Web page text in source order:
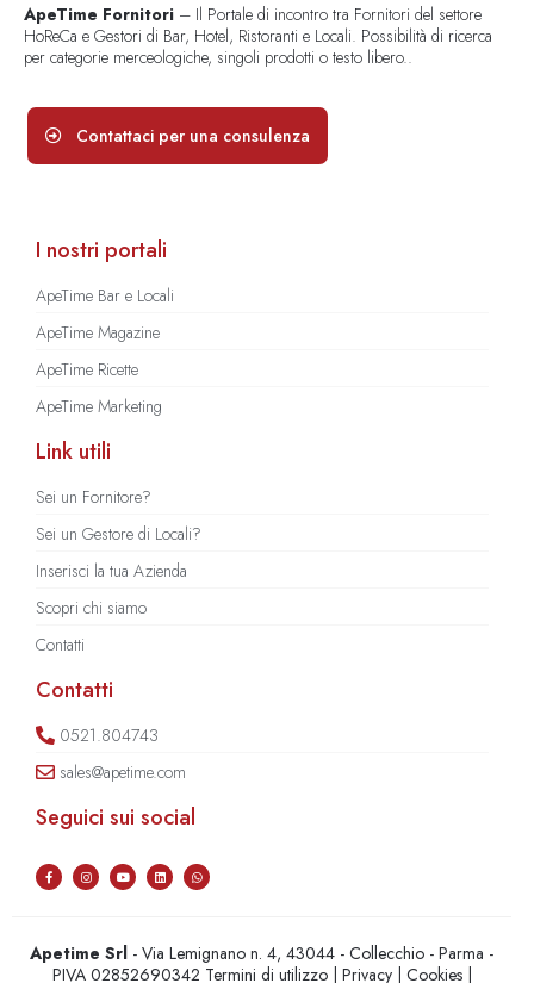
ApeTime Fornitori – Il Portale di incontro tra Fornitori del settore
HoReCa e Gestori di Bar, Hotel, Ristoranti e Locali. Possibilità di ricerca
per categorie merceologiche, singoli prodotti o testo libero..
Contattaci per una consulenza
I nostri portali
ApeTime Bar e Locali
ApeTime Magazine
ApeTime Ricette
ApeTime Marketing
Link utili
Sei un Fornitore?
Sei un Gestore di Locali?
Inserisci la tua Azienda
Scopri chi siamo
Contatti
Contatti
0521.804743
sales@apetime.com
Seguici sui social
Apetime Srl - Via Lemignano n. 4, 43044 - Collecchio - Parma -
PIVA 02852690342 Termini di utilizzo| Privacy| Cookies|